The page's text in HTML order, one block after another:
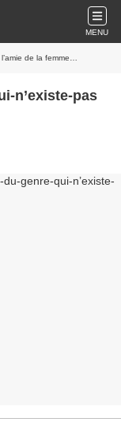
MENU
de la femme…
n’existe-pas